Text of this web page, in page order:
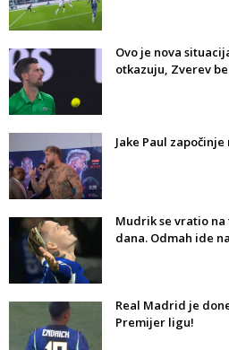
Ovo je nova
otkazuju, Zverev
Jake Paul započinje
Mudrik se vratio na
dana. Odmah ide
Real Madrid je
Premijer ligu!